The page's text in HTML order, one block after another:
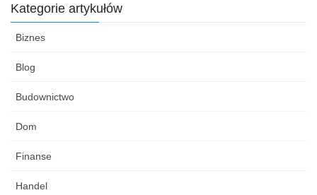
Kategorie artykułów
Biznes
Blog
Budownictwo
Dom
Finanse
Handel